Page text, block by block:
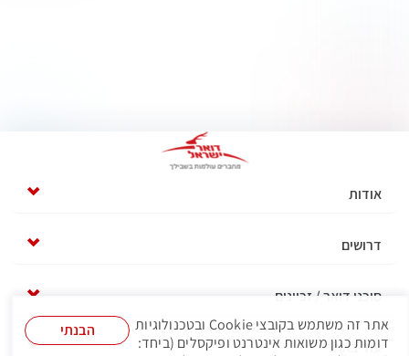
אודות
דרושים
סוכני דואר / זכיינים
עוד באתר
אתר זה משתמש בקובצי Cookie ובטכנולוגיות
דומות כגון משואות אינטרנט ופיקסלים (ביחד:
הבנתי